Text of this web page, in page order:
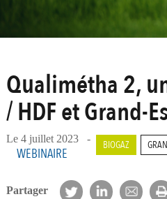
Qualimétha 2,
/ HDF et Grand-
Le 4 juillet 2023 -
WEBINAIRE
BIOGAZ
Partager